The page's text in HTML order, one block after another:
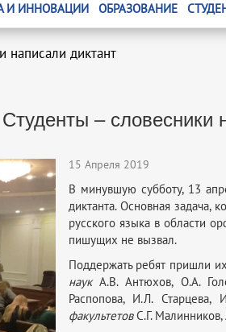
И ИННОВАЦИИ ОБРАЗОВАНИЕ
написали диктант
Студенты – словесники
15 Апреля 2019
В минувшую субботу, 13
диктанта. Основная задача,
русского языка в области
пишущих не вызвал.
Поддержать ребят пришли
наукА.В. Антюхов, О.А.
Распопова, И.Л.
факультетовС.Г. Малинников,